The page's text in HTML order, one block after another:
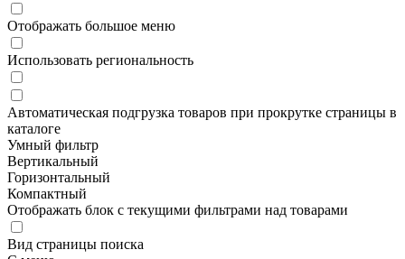
Отображать большое меню
Использовать региональность
Автоматическая подгрузка товаров при прокрутке страницы в
каталоге
Умный фильтр
Вертикальный
Горизонтальный
Компактный
Отображать блок с текущими фильтрами над товарами
Вид страницы поиска